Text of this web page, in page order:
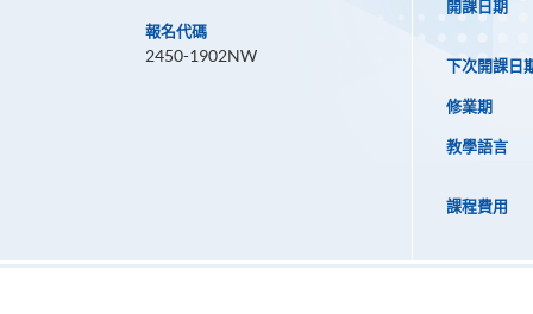
報名代碼
2450-1902NW
開課日期
下次開課日
修業期
教學語言
課程費用